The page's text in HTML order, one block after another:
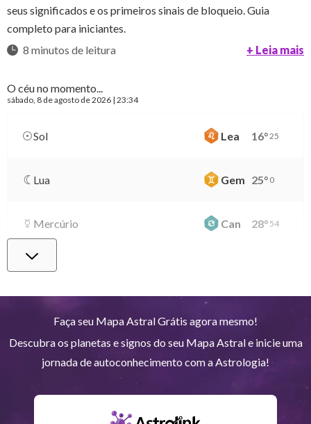
seus significados e os primeiros sinais de bloqueio. Guia
completo para iniciantes.
8 minutos de leitura
+ Leia mais
O céu no momento...
sábado, 8 de agosto de 2026 | 23:34
Sol Lea 16°25
Lua Gem 25° 0
Mercúrio Can 28° 54
Vênus
Saturno Ari 14° 36
Faça seu Mapa Astral Grátis agora mesmo!
Descubra os planetas e signos do seu Mapa Astral e inicie uma
jornada de autoconhecimento com a Astrologia!